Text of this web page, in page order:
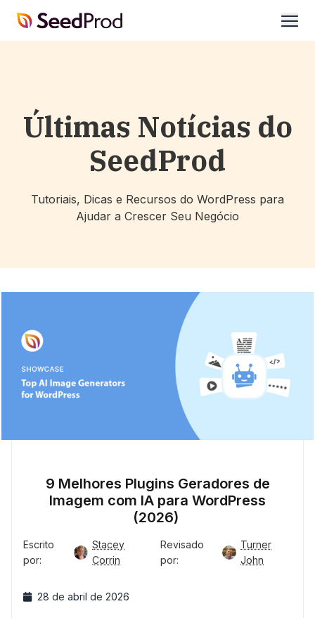
SeedProd
Últimas Notícias do
SeedProd
Tutoriais, Dicas e Recursos do WordPress para
Ajudar a Crescer Seu Negócio
9 Melhores Plugins Geradores de
Imagem com IA para WordPress
(2026)
Escrito
por:
Stacey
Corrin
Revisado
por:
Turner
John
28 de abril de 2026